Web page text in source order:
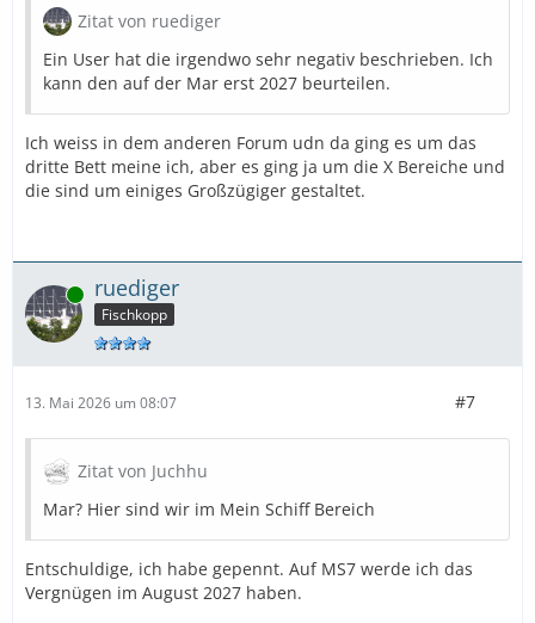
Zitat von ruediger
Ein User hat die irgendwo sehr negativ beschrieben. Ich
kann den auf der Mar erst 2027 beurteilen.
Ich weiss in dem anderen Forum udn da ging es um das
dritte Bett meine ich, aber es ging ja um die X Bereiche und
die sind um einiges Großzügiger gestaltet.
Online ruediger
Fischkopp
13. Mai 2026 um 08:07 #7
Zitat von Juchhu
Mar? Hier sind wir im Mein Schiff Bereich
Entschuldige, ich habe gepennt. Auf MS7 werde ich das
Vergnügen im August 2027 haben.